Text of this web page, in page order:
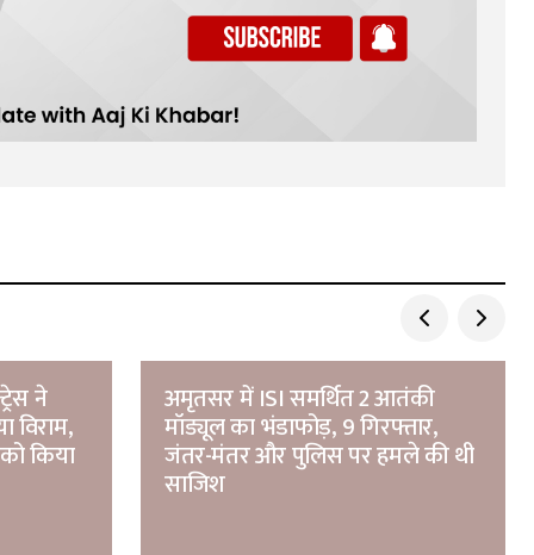
ने
विराम,
किया
अमृतसर में ISI समर्थित 2 आतंकी
मॉड्यूल का भंडाफोड़, 9 गिरफ्तार,
जंतर-मंतर और पुलिस पर हमले की थी
साजिश